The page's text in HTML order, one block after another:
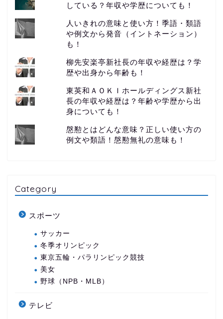
している？年収や学歴についても！
人いきれの意味と使い方！季語・類語
や例文から発音（イントネーション）
も！
柳先安楽亭新社長の年収や経歴は？学
歴や出身から年齢も！
東英和ＡＯＫＩホールディングス新社
長の年収や経歴は？年齢や学歴から出
身についても！
慇懃とはどんな意味？正しい使い方の
例文や類語！慇懃無礼の意味も！
Category
スポーツ
サッカー
冬季オリンピック
東京五輪・パラリンピック競技
美女
野球（NPB・MLB）
テレビ